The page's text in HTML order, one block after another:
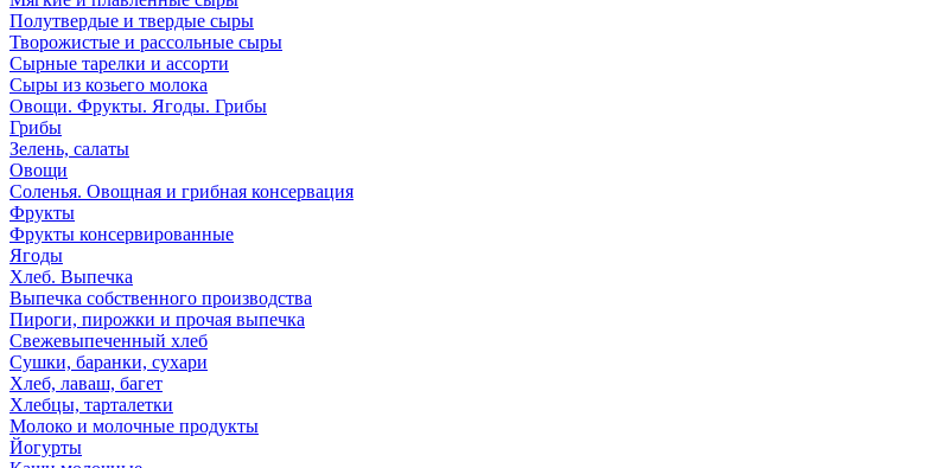
Полутвердые и твердые сыры
Творожистые и рассольные сыры
Сырные тарелки и ассорти
Сыры из козьего молока
Овощи. Фрукты. Ягоды. Грибы
Грибы
Зелень, салаты
Овощи
Соленья. Овощная и грибная консервация
Фрукты
Фрукты консервированные
Ягоды
Хлеб. Выпечка
Выпечка собственного производства
Пироги, пирожки и прочая выпечка
Свежевыпеченный хлеб
Сушки, баранки, сухари
Хлеб, лаваш, багет
Хлебцы, тарталетки
Молоко и молочные продукты
Йогурты